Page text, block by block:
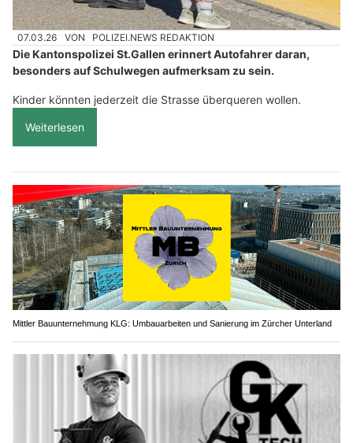
07.03.26 VON POLIZEI.NEWS REDAKTION
Die Kantonspolizei St.Gallen erinnert Autofahrer daran,
besonders auf Schulwegen aufmerksam zu sein.
Kinder könnten jederzeit die Strasse überqueren wollen.
Weiterlesen
Mittler Bauunternehmung KLG: Umbauarbeiten und Sanierung im Zürcher Unterland